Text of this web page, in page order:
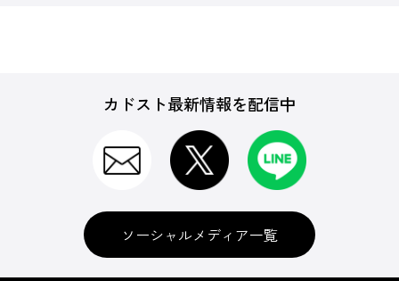
カドスト最新情報を配信中
ソーシャルメディア一覧